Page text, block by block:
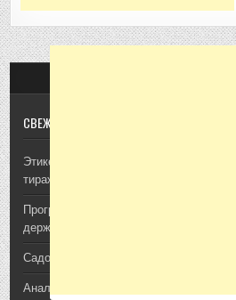
СВЕЖИЕ ЗАПИСИ
Этикетки для продукции: что важно
тиража: идеи для отдела маркетинга
Программная платформа для
держать релизы под контролем
Садовая техника CHAMPION: что
Анализ воды для участка и дома: